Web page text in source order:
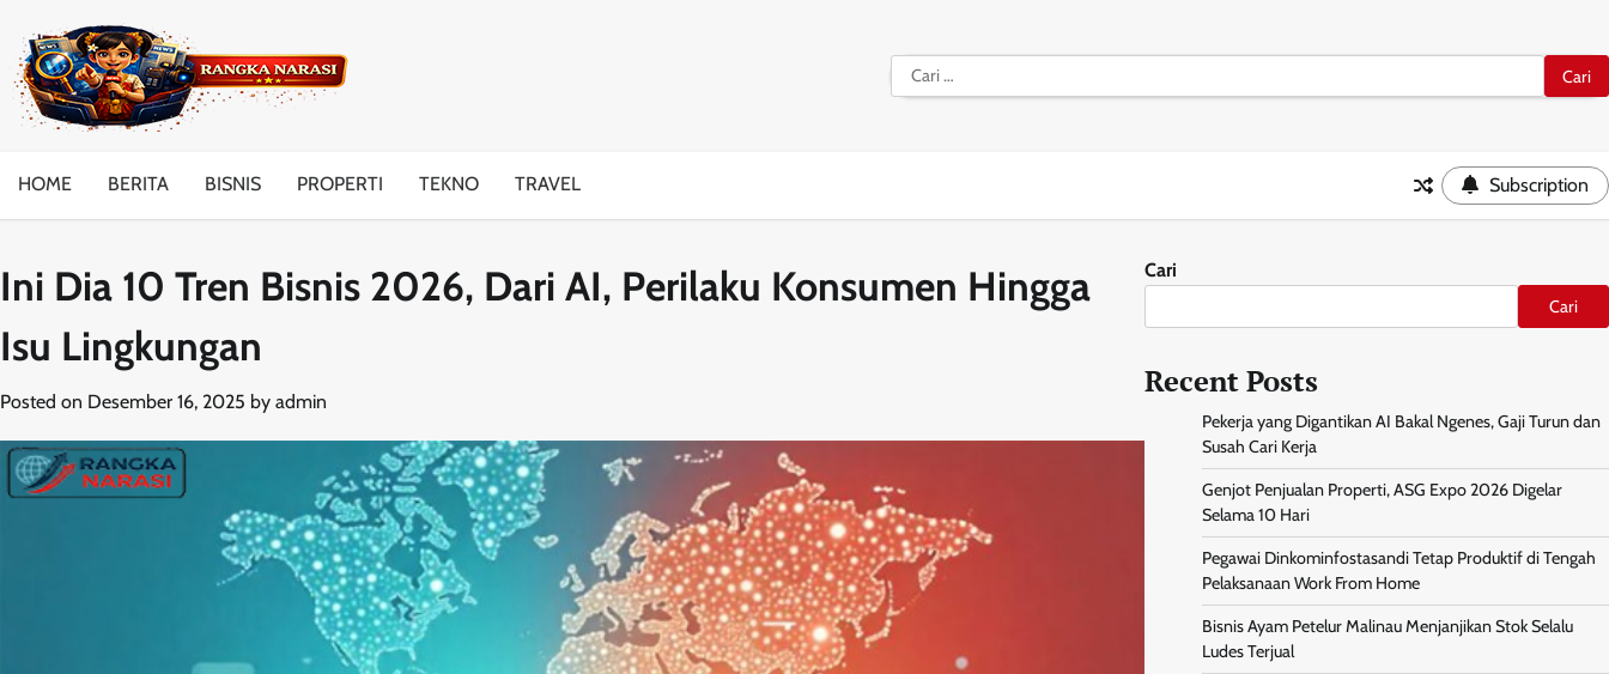
content
Cari
untuk:
HOME BERITA BISNIS PROPERTI TEKNO TRAVEL Subscription
Ini Dia 10 Tren Bisnis 2026, Dari AI, Perilaku Konsumen Hingga
Isu Lingkungan
Posted on Desember 16, 2025 by admin
Cari
Cari
Recent Posts
Pekerja yang Digantikan AI Bakal Ngenes, Gaji Turun dan
Susah Cari Kerja
Genjot Penjualan Properti, ASG Expo 2026 Digelar
Selama 10 Hari
Pegawai Dinkominfostasandi Tetap Produktif di Tengah
Pelaksanaan Work From Home
Bisnis Ayam Petelur Malinau Menjanjikan Stok Selalu
Ludes Terjual